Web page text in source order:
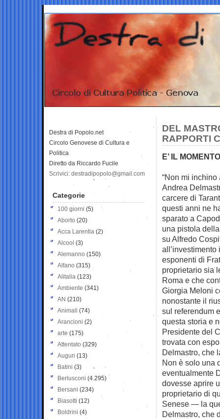
DEL
RAPPORTI
E’ IL
“Non mi
Andrea
carcere di
questi anni ne
sparato a
una pistola
su Alfredo
esponenti di
proprietario sia
Roma e che
Giorgia Meloni
nonostante il
sul referendum
questa storia e
Presidente del
trovata con
Delmastro, che
Non è solo una
eventualmente
dovesse aprire
proprietario di
Senese — la
Delmastro, che
Destra di Popolo.net
Circolo Genovese di Cultura e
Politica
Diretto da Riccardo Fucile
Scrivici: destradipopolo@gmail.com
Categorie
100 giorni (5)
Aborto (20)
Acca Larentia (2)
Alcool (3)
Alemanno (150)
Alfano (315)
Alitalia (123)
Ambiente (341)
AN (210)
Animali (74)
Arancioni (2)
arte (175)
Attentato (329)
Auguri (13)
Batini (3)
Berlusconi (4.295)
Bersani (234)
Biasotti (12)
Boldrini (4)